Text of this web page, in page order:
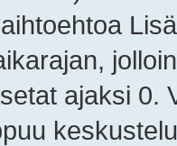
ajaksi 0.